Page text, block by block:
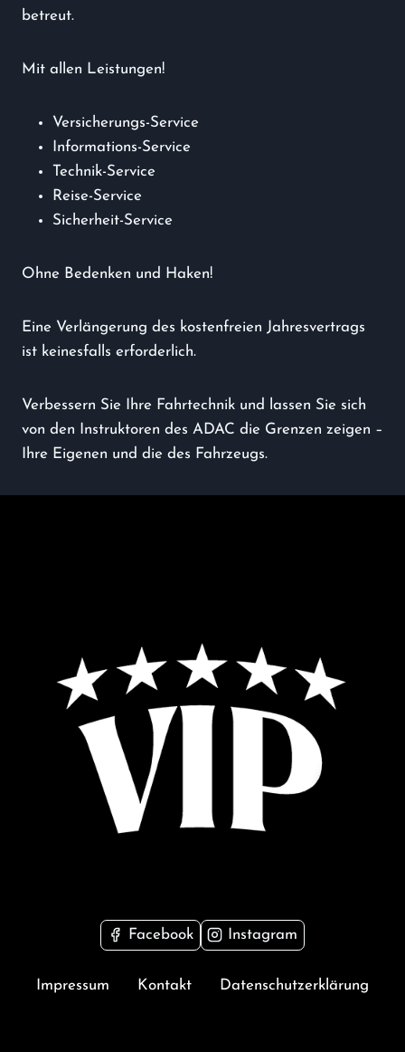
betreut.
Mit allen Leistungen!
Versicherungs-Service
Informations-Service
Technik-Service
Reise-Service
Sicherheit-Service
Ohne Bedenken und Haken!
Eine Verlängerung des kostenfreien Jahresvertrags
ist keinesfalls erforderlich.
Verbessern Sie Ihre Fahrtechnik und lassen Sie sich
von den Instruktoren des ADAC die Grenzen zeigen –
Ihre Eigenen und die des Fahrzeugs.
Facebook Instagram
Impressum Kontakt Datenschutzerklärung